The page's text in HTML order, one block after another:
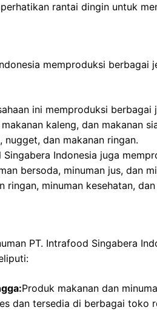
rantai dingin untuk
memproduksi berbagai
ini memproduksi berbagai
kaleng, dan makanan
nugget, dan makanan ringan.
Singabera Indonesia juga
bersoda, minuman jus, dan
ringan, minuman kesehatan,
PT. Intrafood Singabera
Produk makanan dan
dan tersedia di berbagai toko